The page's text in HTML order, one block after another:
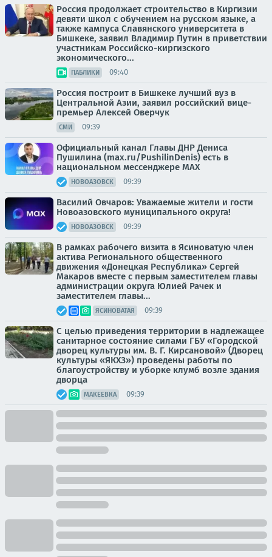
Россия продолжает строительство в Киргизии
девяти школ с обучением на русском языке, а
также кампуса Славянского университета в
Бишкеке, заявил Владимир Путин в приветствии
участникам Российско-киргизского
экономического...
ПАБЛИКИ 09:40
Россия построит в Бишкеке лучший вуз в
Центральной Азии, заявил российский вице-
премьер Алексей Оверчук
СМИ 09:39
Официальный канал Главы ДНР Дениса
Пушилина (max.ru/PushilinDenis) есть в
национальном мессенджере MAX
НОВОАЗОВСК 09:39
Василий Овчаров: Уважаемые жители и гости
Новоазовского муниципального округа!
НОВОАЗОВСК 09:39
В рамках рабочего визита в Ясиноватую член
актива Регионального общественного
движения «Донецкая Республика» Сергей
Макаров вместе с первым заместителем главы
администрации округа Юлией Рачек и
заместителем главы...
ЯСИНОВАТАЯ 09:39
С целью приведения территории в надлежащее
санитарное состояние силами ГБУ «Городской
дворец культуры им. В. Г. Кирсановой» (Дворец
культуры «ЯКХЗ») проведены работы по
благоустройству и уборке клумб возле здания
дворца
МАКЕЕВКА 09:39